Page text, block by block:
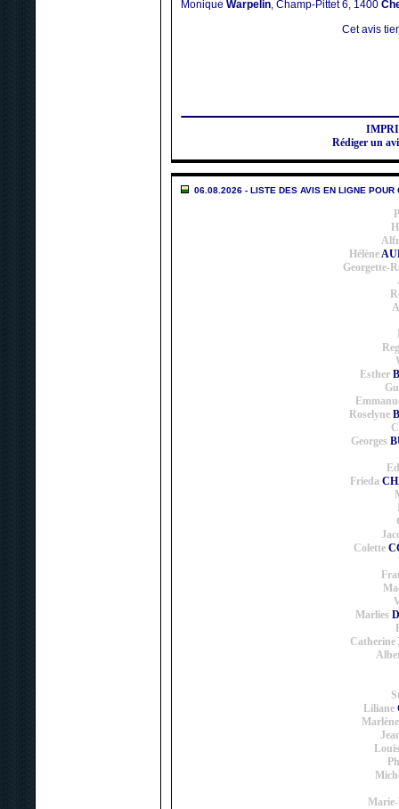
Monique Warpelin, Champ-Pittet 6, 1400
Cet avis
Rédiger un
06.08.2026 - LISTE DES AVIS EN LIGNE POUR
Hélène
Georgette-
Esther
Roselyne
Georges
Frieda
Colette
Marlies
Catherine
Liliane
Marlène